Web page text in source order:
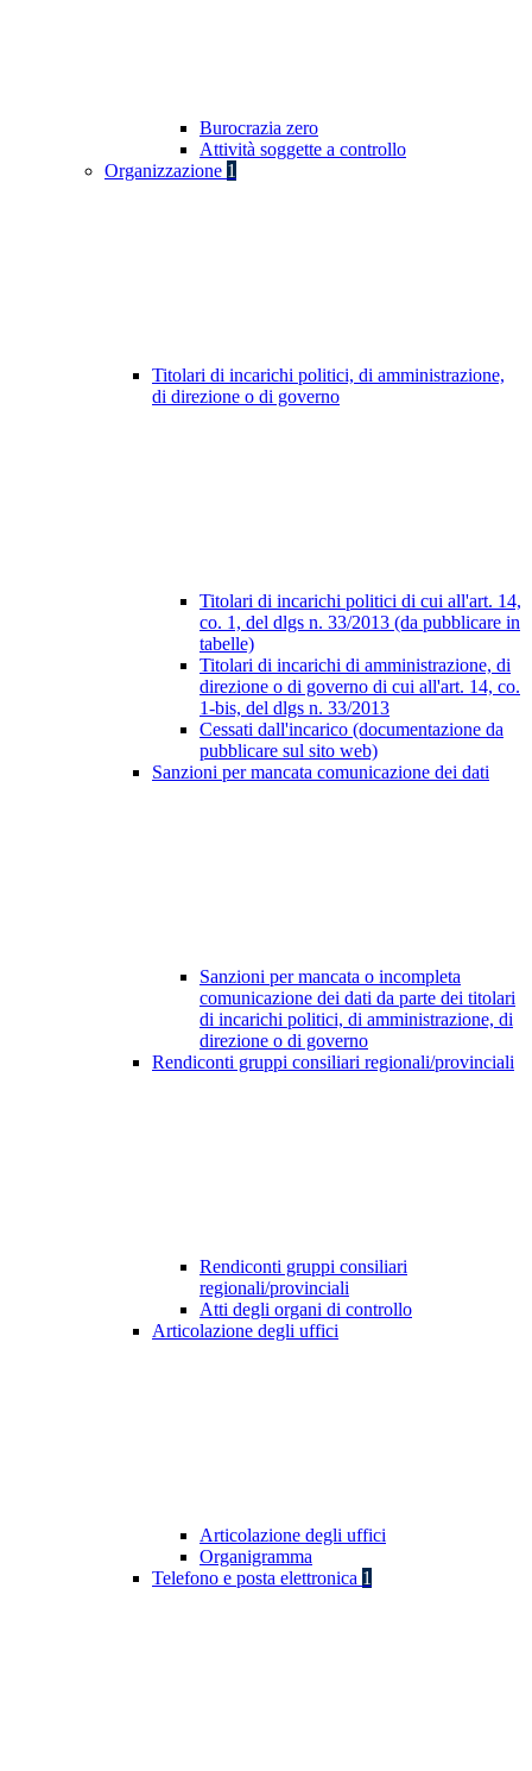
Burocrazia zero
Attività soggette a controllo
Organizzazione 1
Titolari di incarichi politici, di amministrazione,
di direzione o di governo
Titolari di incarichi politici di cui all'art. 14,
co. 1, del dlgs n. 33/2013 (da pubblicare in
tabelle)
Titolari di incarichi di amministrazione, di
direzione o di governo di cui all'art. 14, co.
1-bis, del dlgs n. 33/2013
Cessati dall'incarico (documentazione da
pubblicare sul sito web)
Sanzioni per mancata comunicazione dei dati
Sanzioni per mancata o incompleta
comunicazione dei dati da parte dei titolari
di incarichi politici, di amministrazione, di
direzione o di governo
Rendiconti gruppi consiliari regionali/provinciali
Rendiconti gruppi consiliari
regionali/provinciali
Atti degli organi di controllo
Articolazione degli uffici
Articolazione degli uffici
Organigramma
Telefono e posta elettronica 1